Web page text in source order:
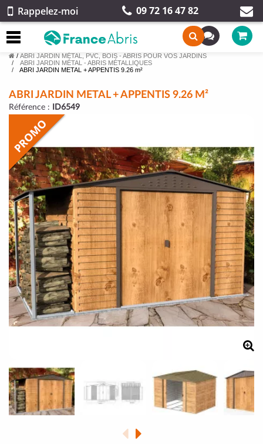
Rappelez-moi 09 72 16 47 82
/ ABRI JARDIN MÉTAL, PVC, BOIS - ABRIS POUR VOS JARDINS
ABRI JARDIN MÉTAL - ABRIS MÉTALLIQUES
ABRI JARDIN METAL + APPENTIS 9.26 m²
ABRI JARDIN METAL + APPENTIS 9.26 M²
Référence : ID6549